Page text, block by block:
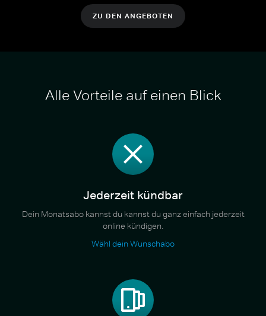
ZU DEN ANGEBOTEN
Alle Vorteile auf einen Blick
Jederzeit kündbar
Dein Monatsabo kannst du kannst du ganz einfach jederzeit
online kündigen.
Wähl dein Wunschabo